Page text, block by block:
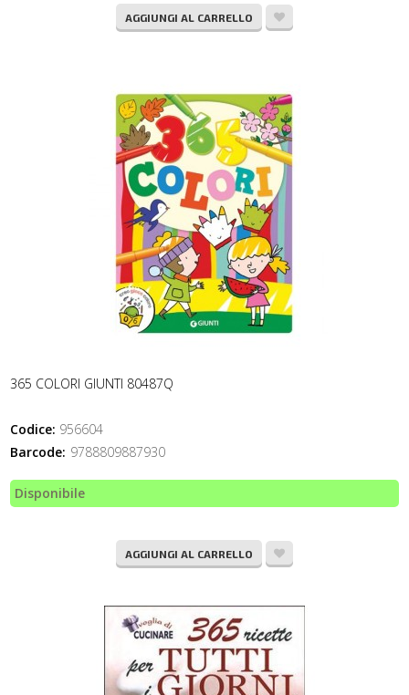
AGGIUNGI AL CARRELLO
365 COLORI GIUNTI 80487Q
Codice: 956604
Barcode: 9788809887930
Disponibile
AGGIUNGI AL CARRELLO